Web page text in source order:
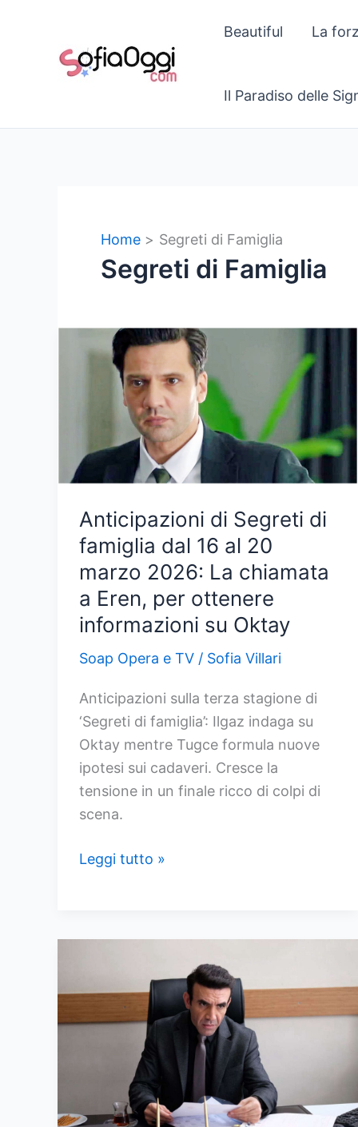
contenuto
Beautiful La
Il Paradiso delle
Home Segreti di Famiglia
Segreti di Famiglia
Anticipazioni di Segreti di
famiglia dal 16 al 20
marzo 2026: La chiamata
a Eren, per ottenere
informazioni su Oktay
Soap Opera e TV / Sofia Villari
Anticipazioni sulla terza stagione di
‘Segreti di famiglia’: Ilgaz indaga su
Oktay mentre Tugce formula nuove
ipotesi sui cadaveri. Cresce la
tensione in un finale ricco di colpi di
scena.
Anticipazioni
16
al
La
Leggi tutto »